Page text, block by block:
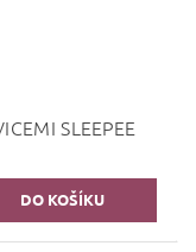
SLEEPEE